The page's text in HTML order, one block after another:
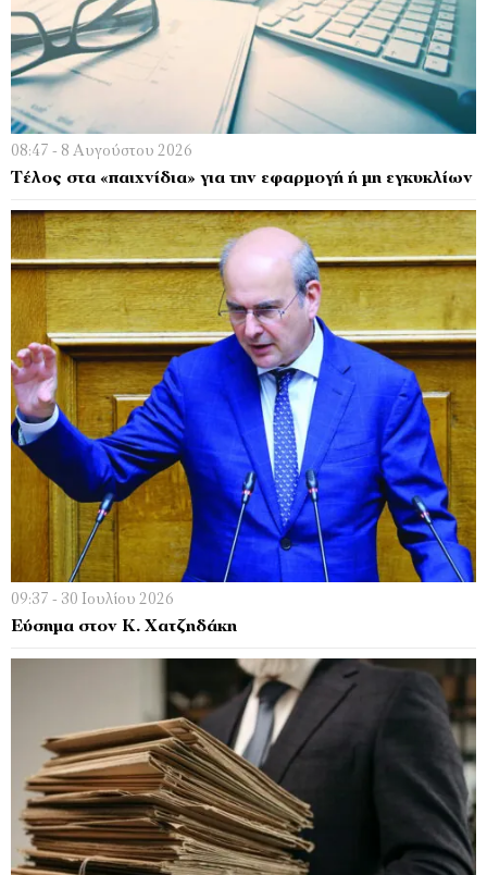
08:47 - 8 Αυγούστου 2026
Τέλος στα «παιχνίδια» για την εφαρμογή ή μη εγκυκλίων
09:37 - 30 Ιουλίου 2026
Εύσημα στον Κ. Χατζηδάκη